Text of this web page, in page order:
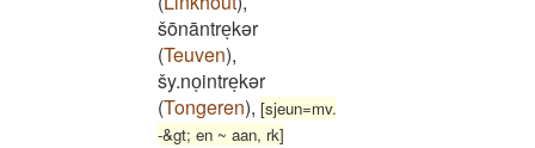
šōnāntreͅkər
(Teuven),
šy.noͅintreͅkər
(Tongeren), [sjeun=mv.
-&gt; en ~ aan, rk]